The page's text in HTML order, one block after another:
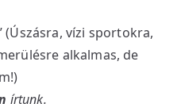
(Úszásra, vízi sportokra,
alkalmas, de
írtunk.